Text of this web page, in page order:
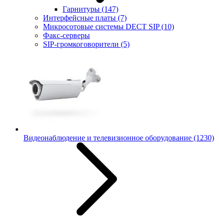
Гарнитуры (147)
Интерфейсные платы (7)
Микросотовые системы DECT SIP(10)
Факс-серверы
SIP-громкоговорители (5)
Видеонаблюдение и телевизионное оборудование (1230)